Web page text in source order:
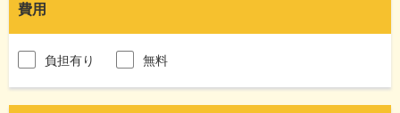
費用
負担有り 無料